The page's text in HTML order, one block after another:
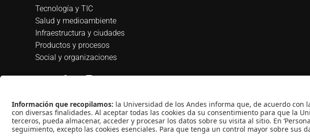
Tecnología y TIC
Salud y medioambiente
Infraestructura y ciudades
Productos y procesos
Social y organizaciones
Universidad de los Andes | Vigilada Mineducación | Reconocimiento como
Universidad: Decreto 1297 del 30 de mayo de 1964 | Reconocimiento personería
jurídica: Resolución 28 del 23 de febrero de 1949 Minjusticia